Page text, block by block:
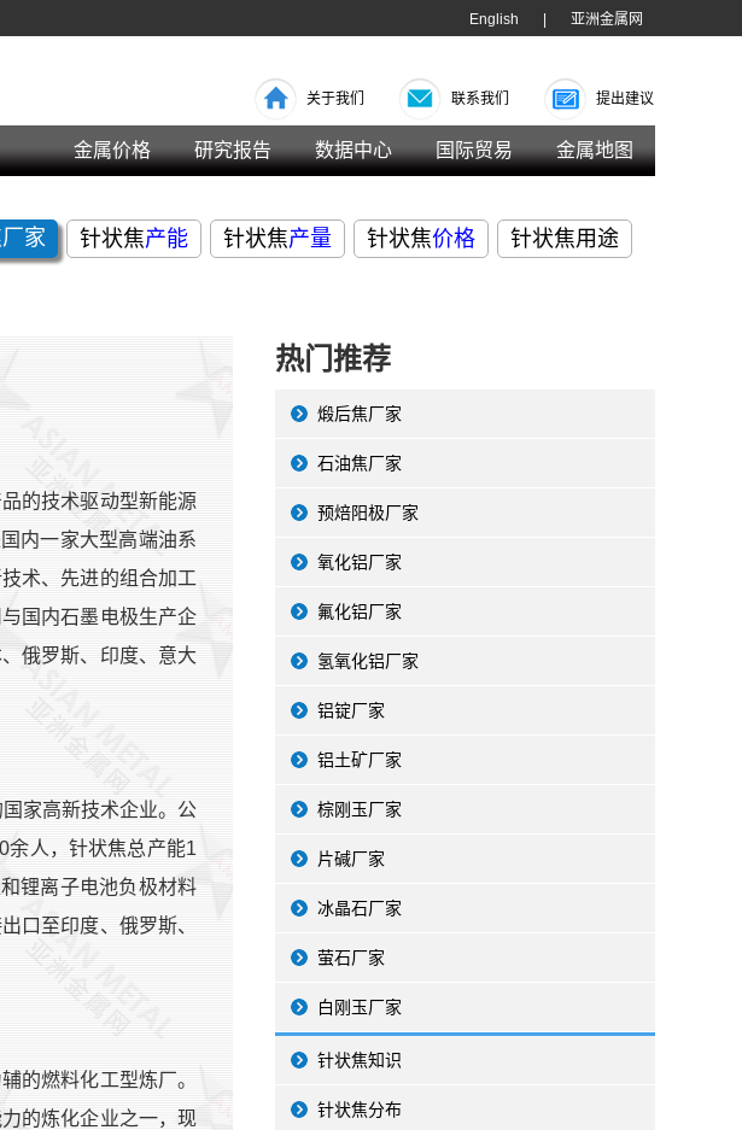
亚洲金属网
English
关于我们 联系我们 提出建议
金属价格 研究报告 数据中心 国际贸易 金属地图
厂家 针状焦产能 针状焦产量 针状焦价格
针状焦用途
的技术驱动型新能源
内一家大型高端油系
术、先进的组合加工
国内石墨电极生产企
俄罗斯、印度、意大
家高新技术企业。公
余人，针状焦总产能1
锂离子电池负极材料
口至印度、俄罗斯、
的燃料化工型炼厂。
的炼化企业之一，现
热门推荐
煅后焦厂家
石油焦厂家
预焙阳极厂家
氧化铝厂家
氟化铝厂家
氢氧化铝厂家
铝锭厂家
铝土矿厂家
棕刚玉厂家
片碱厂家
冰晶石厂家
萤石厂家
白刚玉厂家
针状焦知识
针状焦分布